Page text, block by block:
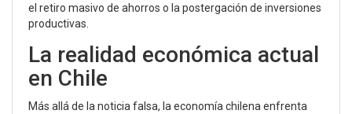
el retiro masivo de ahorros o la postergación de inversiones
productivas.
La realidad económica actual
en Chile
Más allá de la noticia falsa, la economía chilena enfrenta